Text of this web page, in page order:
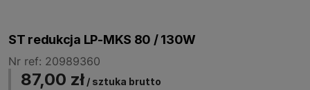
ST redukcja LP-MKS 80 / 130W
Nr ref: 20989360
87,00 zł / sztuka brutto